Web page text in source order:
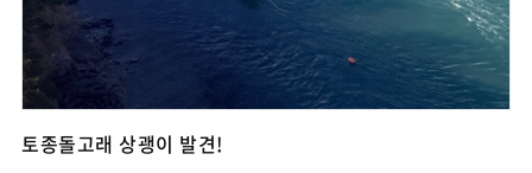
토종돌고래 상괭이 발견!